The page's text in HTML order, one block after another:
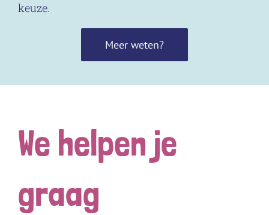
keuze.
Meer weten?
We helpen je
graag